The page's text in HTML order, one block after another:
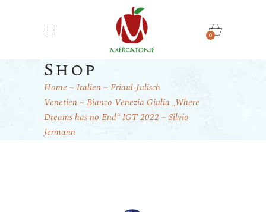
0
Shop
Home Italien
Friaul-Julisch
Venetien
Bianco Venezia Giulia „Where
Dreams has no End“ IGT 2022 – Silvio
Jermann